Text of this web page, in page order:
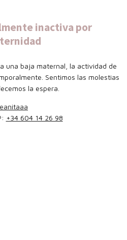
inactiva por
una baja maternal, la actividad de
Sentimos las molestias
la espera.
+34 604 14 26 98